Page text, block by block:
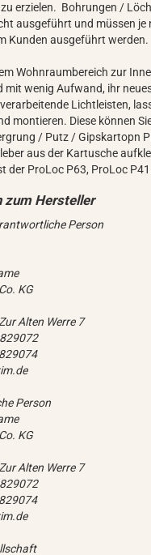
erzielen. Bohrungen /
ausgeführt und müssen je
Kunden ausgeführt werden.
Wohnraumbereich zur
mit wenig Aufwand, ihr
Lichtleisten,
montieren. Diese können
/ Putz / Gipskartopn
aus der Kartusche
der ProLoc P63, ProLoc
Person
KG
Alten Werre 7
Person
KG
Alten Werre 7